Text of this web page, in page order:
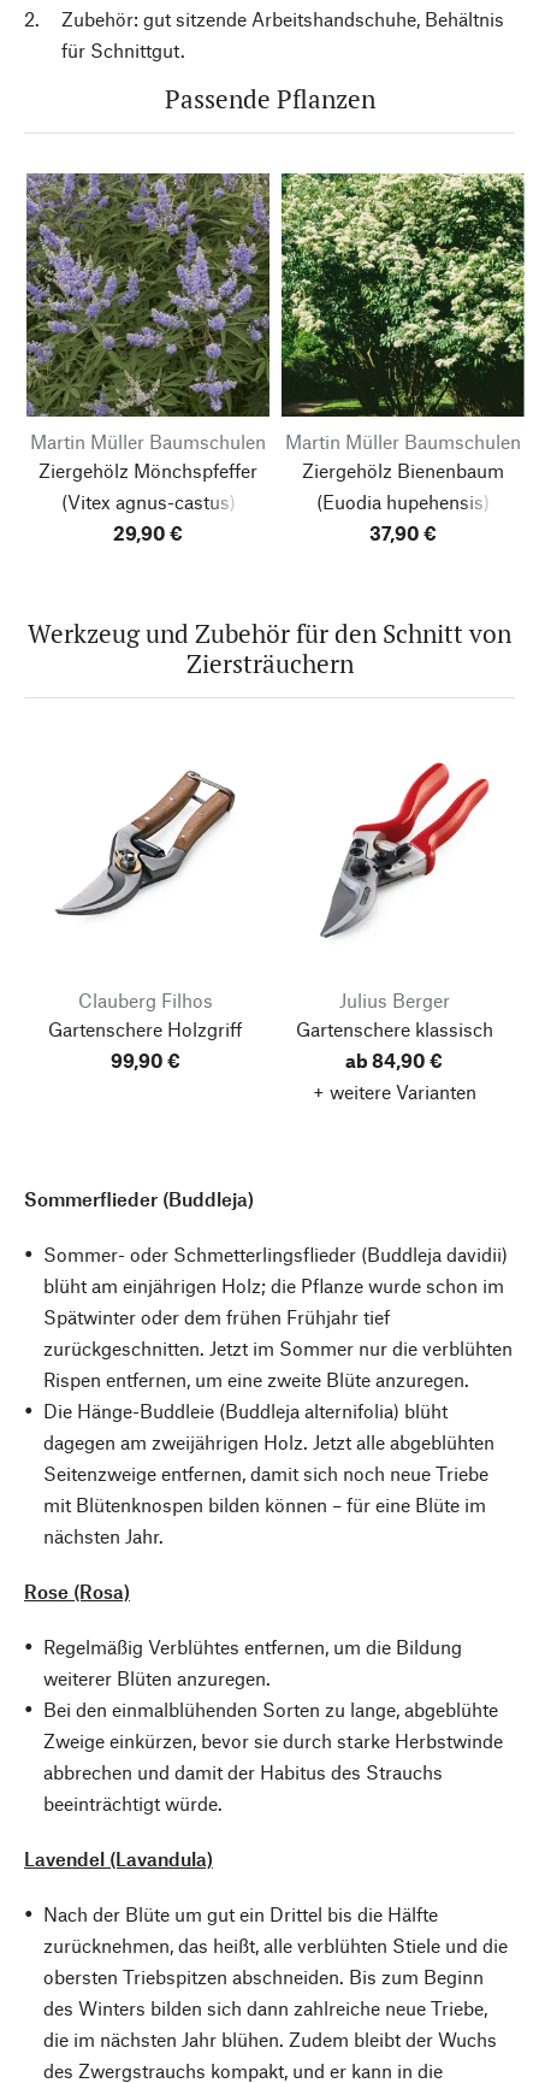
Zubehör: gut sitzende Arbeitshandschuhe, Behältnis
für Schnittgut.
Passende Pflanzen
Martin Müller Baumschulen
Ziergehölz Mönchspfeffer
(Vitex agnus-castus)
29,90 €
Martin Müller Baumschulen
Ziergehölz Bienenbaum
(Euodia hupehensis)
37,90 €
Werkzeug und Zubehör für den Schnitt von
Ziersträuchern
Clauberg Filhos
Gartenschere Holzgriff
99,90 €
Julius Berger
Gartenschere klassisch
ab 84,90 €
+ weitere Varianten
Sommerflieder (Buddleja)
Sommer- oder Schmetterlingsflieder (Buddleja davidii)
blüht am einjährigen Holz; die Pflanze wurde schon im
Spätwinter oder dem frühen Frühjahr tief
zurückgeschnitten. Jetzt im Sommer nur die verblühten
Rispen entfernen, um eine zweite Blüte anzuregen.
Die Hänge-Buddleie (Buddleja alternifolia) blüht
dagegen am zweijährigen Holz. Jetzt alle abgeblühten
Seitenzweige entfernen, damit sich noch neue Triebe
mit Blütenknospen bilden können – für eine Blüte im
nächsten Jahr.
Rose (Rosa)
Regelmäßig Verblühtes entfernen, um die Bildung
weiterer Blüten anzuregen.
Bei den einmalblühenden Sorten zu lange, abgeblühte
Zweige einkürzen, bevor sie durch starke Herbstwinde
abbrechen und damit der Habitus des Strauchs
beeinträchtigt würde.
Lavendel (Lavandula)
Nach der Blüte um gut ein Drittel bis die Hälfte
zurücknehmen, das heißt, alle verblühten Stiele und die
obersten Triebspitzen abschneiden. Bis zum Beginn
des Winters bilden sich dann zahlreiche neue Triebe,
die im nächsten Jahr blühen. Zudem bleibt der Wuchs
des Zwergstrauchs kompakt, und er kann in die